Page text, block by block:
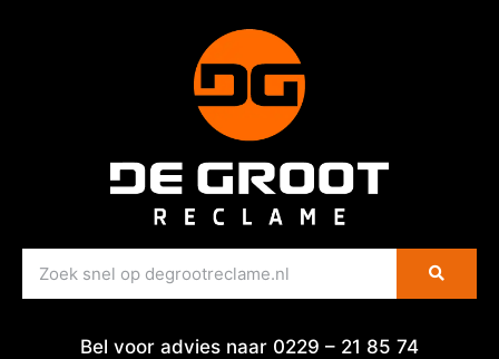
Bel voor advies naar 0229 – 21 85 74